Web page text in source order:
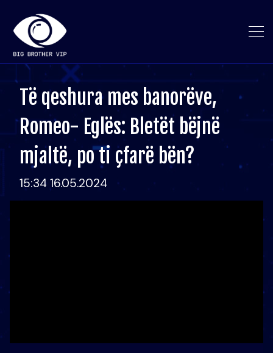
Të qeshura mes banorëve,
Romeo- Eglës: Bletët bëjnë
mjaltë, po ti çfarë bën?
15:34 16.05.2024